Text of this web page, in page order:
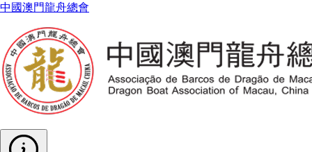
中國澳門龍舟總會